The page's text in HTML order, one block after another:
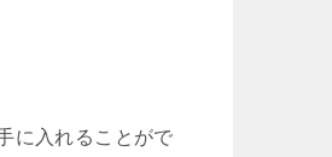
に入れることがで